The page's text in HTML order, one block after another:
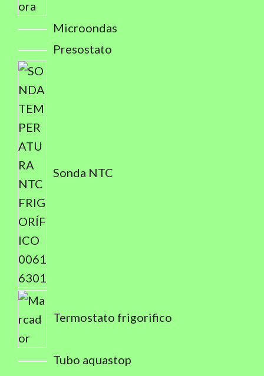
Microondas
Presostato
Sonda NTC
Termostato frigorifico
Tubo aquastop